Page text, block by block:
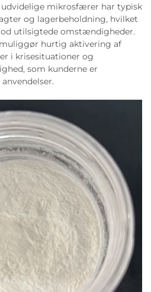
udvidelige mikrosfærer har typisk
og lagerbeholdning, hvilket
utilsigtede omstændigheder.
hurtig aktivering af
i krisesituationer og
som kunderne er